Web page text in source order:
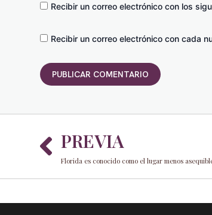
Recibir un correo electrónico con los
Recibir un correo electrónico con cada
Prev
PREVIA
Florida es conocido como el lugar menos